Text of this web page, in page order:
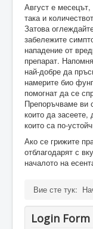
Август е месецът,
така и
Затова
забележите
нападение от
препарат.
най-добре да
намерите био
помогнат да се
Препоръчваме ви
които да засеете,
които са по-
Ако се грижите
отблагодарят с
началото на
Вие сте тук:
Login Form